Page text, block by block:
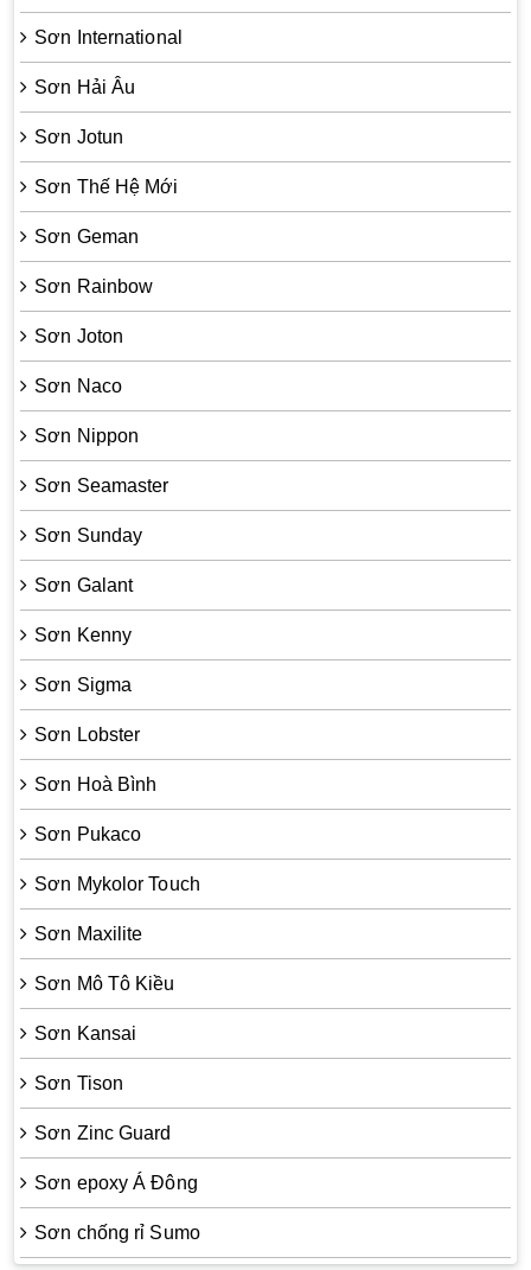
Sơn International
Sơn Hải Âu
Sơn Jotun
Sơn Thế Hệ Mới
Sơn Geman
Sơn Rainbow
Sơn Joton
Sơn Naco
Sơn Nippon
Sơn Seamaster
Sơn Sunday
Sơn Galant
Sơn Kenny
Sơn Sigma
Sơn Lobster
Sơn Hoà Bình
Sơn Pukaco
Sơn Mykolor Touch
Sơn Maxilite
Sơn Mô Tô Kiều
Sơn Kansai
Sơn Tison
Sơn Zinc Guard
Sơn epoxy Á Đông
Sơn chống rỉ Sumo